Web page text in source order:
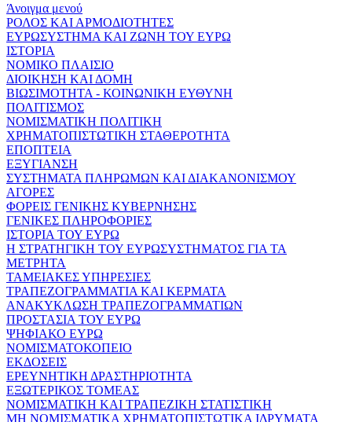
Άνοιγμα μενού
ΡΟΛΟΣ ΚΑΙ ΑΡΜΟΔΙΟΤΗΤΕΣ
ΕΥΡΩΣΥΣΤΗΜΑ ΚΑΙ ΖΩΝΗ ΤΟΥ ΕΥΡΩ
ΙΣΤΟΡΙΑ
ΝΟΜΙΚΟ ΠΛΑΙΣΙΟ
ΔΙΟΙΚΗΣΗ ΚΑΙ ΔΟΜΗ
ΒΙΩΣΙΜΟΤΗΤΑ - ΚΟΙΝΩΝΙΚΗ ΕΥΘΥΝΗ
ΠΟΛΙΤΙΣΜΟΣ
ΝΟΜΙΣΜΑΤΙΚΗ ΠΟΛΙΤΙΚΗ
ΧΡΗΜΑΤΟΠΙΣΤΩΤΙΚΗ ΣΤΑΘΕΡΟΤΗΤΑ
ΕΠΟΠΤΕΙΑ
ΕΞΥΓΙΑΝΣΗ
ΣΥΣΤΗΜΑΤΑ ΠΛΗΡΩΜΩΝ ΚΑΙ ΔΙΑΚΑΝΟΝΙΣΜΟΥ
ΑΓΟΡΕΣ
ΦΟΡΕΙΣ ΓΕΝΙΚΗΣ ΚΥΒΕΡΝΗΣΗΣ
ΓΕΝΙΚΕΣ ΠΛΗΡΟΦΟΡΙΕΣ
ΙΣΤΟΡΙΑ ΤΟΥ ΕΥΡΩ
Η ΣΤΡΑΤΗΓΙΚΗ ΤΟΥ ΕΥΡΩΣΥΣΤΗΜΑΤΟΣ ΓΙΑ ΤΑ
ΜΕΤΡΗΤΑ
ΤΑΜΕΙΑΚΕΣ ΥΠΗΡΕΣΙΕΣ
ΤΡΑΠΕΖΟΓΡΑΜΜΑΤΙΑ ΚΑΙ ΚΕΡΜΑΤΑ
ΑΝΑΚΥΚΛΩΣΗ ΤΡΑΠΕΖΟΓΡΑΜΜΑΤΙΩΝ
ΠΡΟΣΤΑΣΙΑ ΤΟΥ ΕΥΡΩ
ΨΗΦΙΑΚΟ ΕΥΡΩ
ΝΟΜΙΣΜΑΤΟΚΟΠΕΙΟ
ΕΚΔΟΣΕΙΣ
ΕΡΕΥΝΗΤΙΚΗ ΔΡΑΣΤΗΡΙΟΤΗΤΑ
ΕΞΩΤΕΡΙΚΟΣ ΤΟΜΕΑΣ
ΝΟΜΙΣΜΑΤΙΚΗ ΚΑΙ ΤΡΑΠΕΖΙΚΗ ΣΤΑΤΙΣΤΙΚΗ
ΜΗ ΝΟΜΙΣΜΑΤΙΚΑ ΧΡΗΜΑΤΟΠΙΣΤΩΤΙΚΑ ΙΔΡΥΜΑΤΑ